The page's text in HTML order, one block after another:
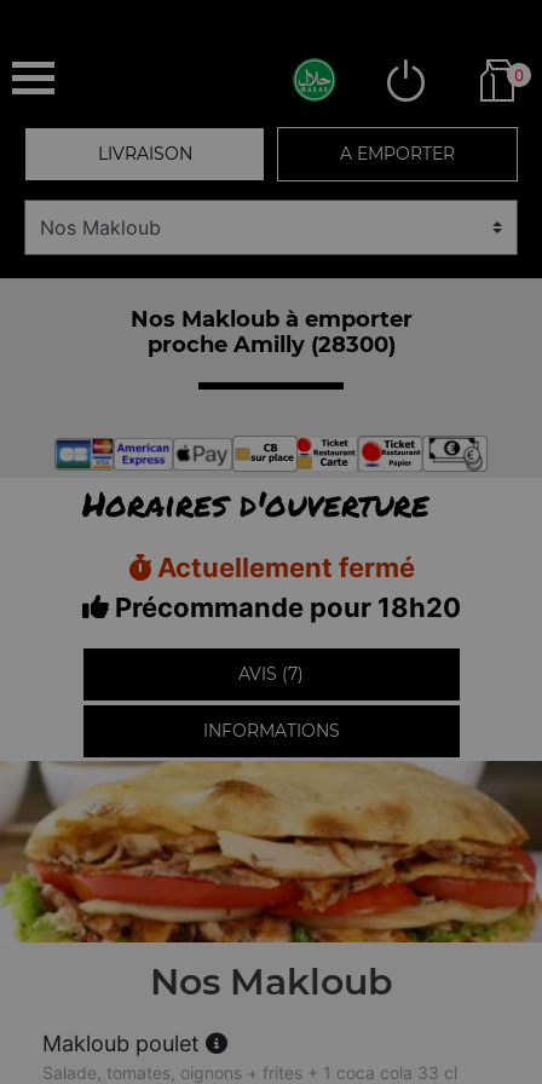
0
LIVRAISON A EMPORTER
Nos Makloub à emporter
proche Amilly (28300)
Horaires d'ouverture
Actuellement fermé
Précommande pour 18h20
AVIS (7)
INFORMATIONS
Nos Makloub
Makloub poulet
Salade, tomates, oignons + frites + 1 coca cola 33 cl